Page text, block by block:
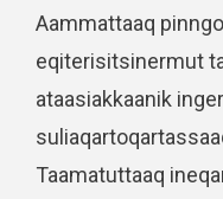
Aammattaaq
eqiterisitsinermut
ataasiakkaanik
Taamatuttaaq